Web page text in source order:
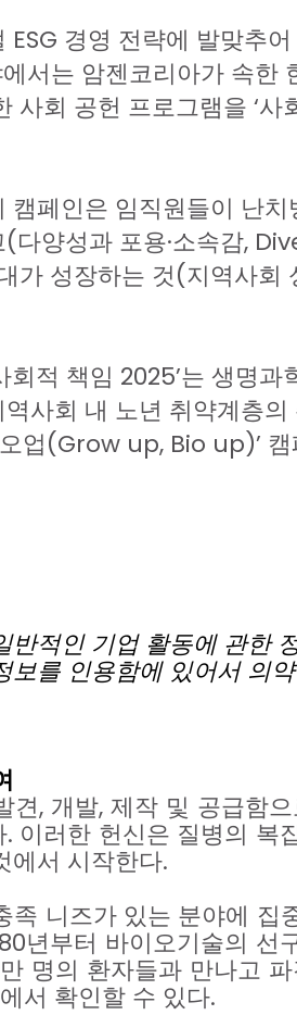
ESG 경영 전략에 발맞추어
서는 암젠코리아가 속한
사회 공헌 프로그램을 ‘사
캠페인은 임직원들이 난치
(다양성과 포용·소속감,
가 성장하는 것(지역사회
회적 책임 2025’는 생명과
역사회 내 노년 취약계층의
업(Grow up, Bio up)’
반적인 기업 활동에 관한
보를 인용함에 있어서 의
견, 개발,제작 및 공급함
. 이러한 헌신은 질병의 복
에서 시작한다.
족 니즈가 있는 분야에 집
년부터 바이오기술의 선
만 명의 환자들과 만나고
에서 확인할 수 있다.